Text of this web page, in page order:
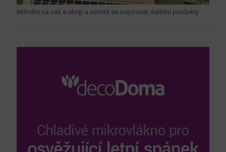
Mrkněte na náš e-shop a nechte se inspirovat dalšími produkty.